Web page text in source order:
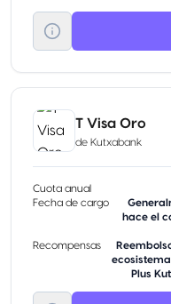
T Visa Oro
de Kutxabank
Cuota anual
Fecha de cargo
hace el
Recompensas
Plus